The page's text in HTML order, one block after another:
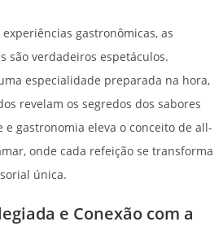
gastronômicas, as
são verdadeiros espetáculos.
especialidade preparada na hora,
revelam os segredos dos sabores
e gastronomia eleva o conceito de all-
onde cada refeição se transforma
única.
e Conexão com a